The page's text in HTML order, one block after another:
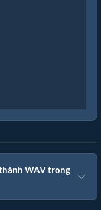
WAV trong